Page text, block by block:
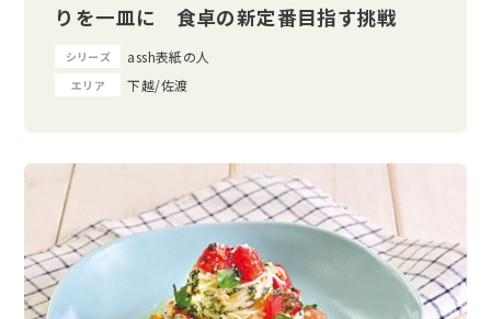
りを一皿に 食卓の新定番目指す挑戦
シリーズ assh表紙の人
エリア 下越/佐渡